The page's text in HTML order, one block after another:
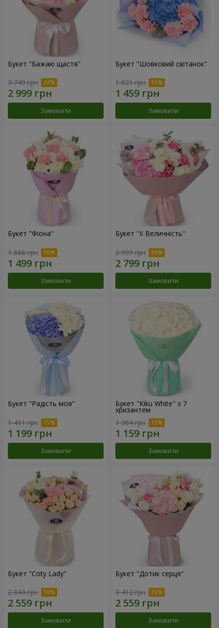
Букет "Бажаю щастя"
3 749 грн
Замовити
Букет "Шовковий світанок"
1 621 грн
Замовити
Букет "Фіона"
1 666 грн
Замовити
Букет "Її Величність"
3 999 грн
Замовити
Букет "Радість моя"
1 411 грн
Замовити
Букет "Kiku White" з 7
хризантем
1 364 грн
Замовити
Букет "Coty Lady"
2 843 грн
Замовити
Букет "Дотик серця"
3 412 грн
Замовити